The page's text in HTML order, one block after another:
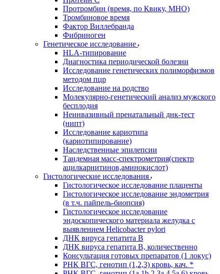
Протромбин (время, по Квику, МНО)
Тромбиновое время
Фактор Виллебранда
Фибриноген
Генетическое исследование
HLA-типирование
Диагностика периодической болезни
Исследование генетических полиморфизмов
методом пцр
Исследование на родство
Молекулярно-генетический анализ мужского
бесплодия
Неинвазивный пренатальный днк-тест
(нипт)
Исследование кариотипа
(кариотипирование)
Наследственные эпилепсии
Тандемная масс-спектрометрия(спектр
ацилкарнитинов,аминокислот)
Гистологические исследования
Гистологическое исследование плаценты
Гистологическое исследование эндометрия
(в т.ч. пайпель-биопсия)
Гистологическое исследование
эндоскопического материала желудка с
выявлением Helicobacter pylori
ДНК вируса гепатита B
ДНК вируса гепатита B, количественно
Консультация готовых препаратов (1 локус)
РНК ВГC, генотип (1,2,3) кровь, кач. *